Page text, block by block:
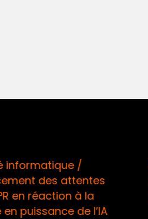
Assurance
de gel des
sous le feu